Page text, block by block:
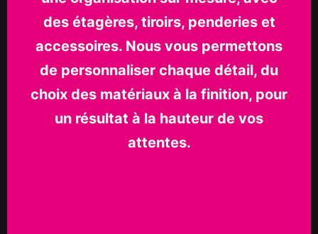
des étagères, tiroirs, penderies et
accessoires. Nous vous permettons
de personnaliser chaque détail, du
choix des matériaux à la finition, pour
un résultat à la hauteur de vos
attentes.